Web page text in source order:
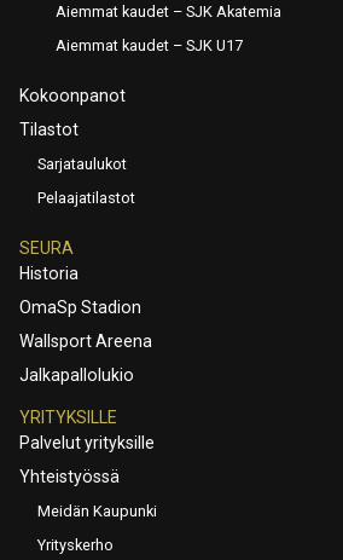
Aiemmat kaudet – SJK Akatemia
Aiemmat kaudet – SJK U17
Kokoonpanot
Tilastot
Sarjataulukot
Pelaajatilastot
SEURA
Historia
OmaSp Stadion
Wallsport Areena
Jalkapallolukio
YRITYKSILLE
Palvelut yrityksille
Yhteistyössä
Meidän Kaupunki
Yrityskerho